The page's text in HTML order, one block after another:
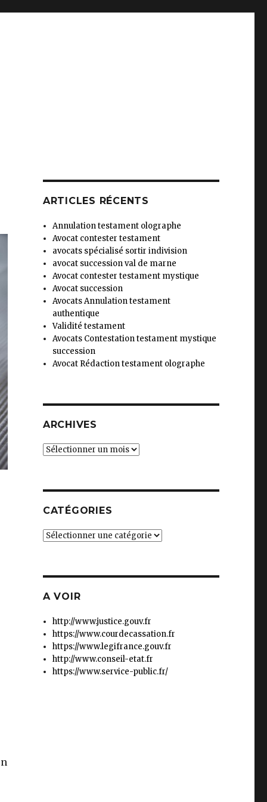
ARTICLES RÉCENTS
Annulation testament olographe
Avocat contester testament
avocats spécialisé sortir indivision
avocat succession val de marne
Avocat contester testament mystique
Avocat succession
Avocats Annulation testament
authentique
Validité testament
Avocats Contestation testament mystique
succession
Avocat Rédaction testament olographe
ARCHIVES
Archives
CATÉGORIES
Catégories
A VOIR
http://www.justice.gouv.fr
https://www.courdecassation.fr
https://www.legifrance.gouv.fr
http://www.conseil-etat.fr
https://www.service-public.fr/